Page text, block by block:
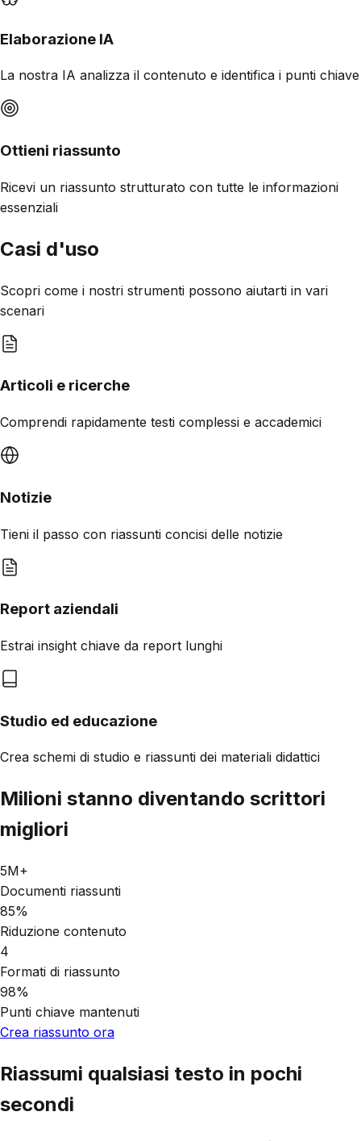
Elaborazione IA
La nostra IA analizza il contenuto e identifica i punti chiave
Ottieni riassunto
Ricevi un riassunto strutturato con tutte le informazioni
essenziali
Casi d'uso
Scopri come i nostri strumenti possono aiutarti in vari
scenari
Articoli e ricerche
Comprendi rapidamente testi complessi e accademici
Notizie
Tieni il passo con riassunti concisi delle notizie
Report aziendali
Estrai insight chiave da report lunghi
Studio ed educazione
Crea schemi di studio e riassunti dei materiali didattici
Milioni stanno diventando scrittori
migliori
5M+
Documenti riassunti
85%
Riduzione contenuto
4
Formati di riassunto
98%
Punti chiave mantenuti
Crea riassunto ora
Riassumi qualsiasi testo in pochi
secondi